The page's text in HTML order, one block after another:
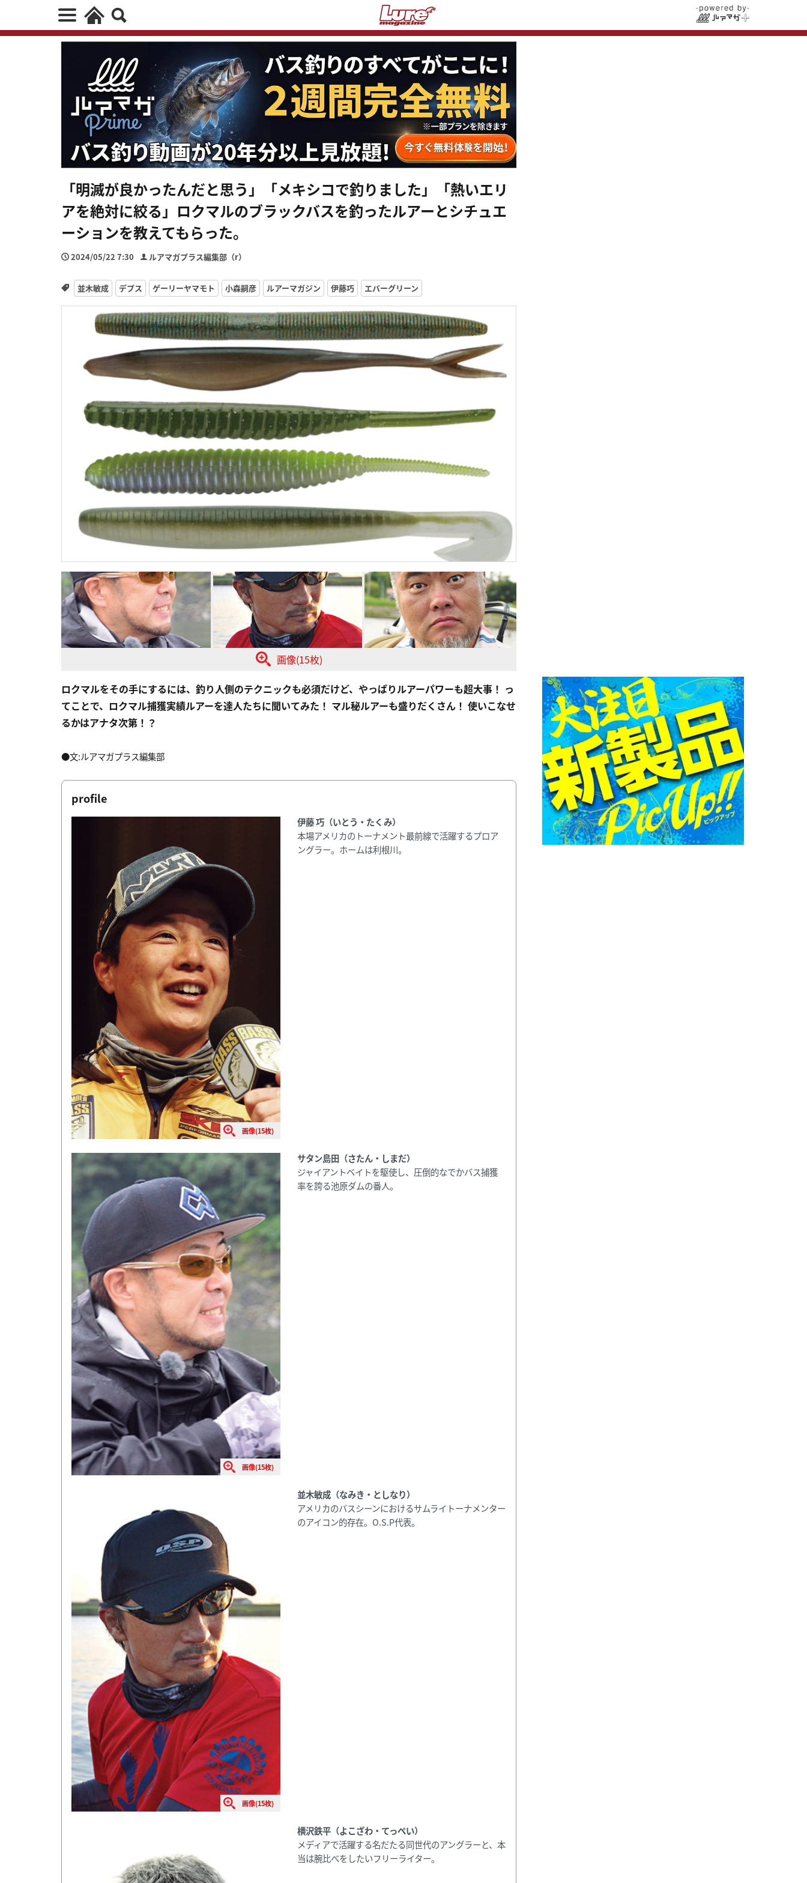
「明滅が良かったんだと思う」「メキシコで釣りました」「熱いエリ
アを絶対に絞る」ロクマルのブラックバスを釣ったルアーとシチュエ
ーションを教えてもらった。
2024/05/22 7:30 ルアマガプラス編集部（r）
並木敏成 デプス ゲーリーヤマモト 小森嗣彦 ルアーマガジン 伊藤巧 エバーグリーン
画像(15枚)
ロクマルをその手にするには、釣り人側のテクニックも必須だけど、やっぱりルアーパワーも超大事！ っ
てことで、ロクマル捕獲実績ルアーを達人たちに聞いてみた！ マル秘ルアーも盛りだくさん！ 使いこなせ
るかはアナタ次第！？
●文:ルアマガプラス編集部
profile
画像(15枚)
伊藤 巧（いとう・たくみ）
本場アメリカのトーナメント最前線で活躍するプロア
ングラー。ホームは利根川。
画像(15枚)
サタン島田（さたん・しまだ）
ジャイアントベイトを駆使し、圧倒的なでかバス捕獲
率を誇る池原ダムの番人。
画像(15枚)
並木敏成（なみき・としなり）
アメリカのバスシーンにおけるサムライトーナメンター
のアイコン的存在。O.S.P代表。
横沢鉄平（よこざわ・てっぺい）
メディアで活躍する名だたる同世代のアングラーと、本
当は腕比べをしたいフリーライター。